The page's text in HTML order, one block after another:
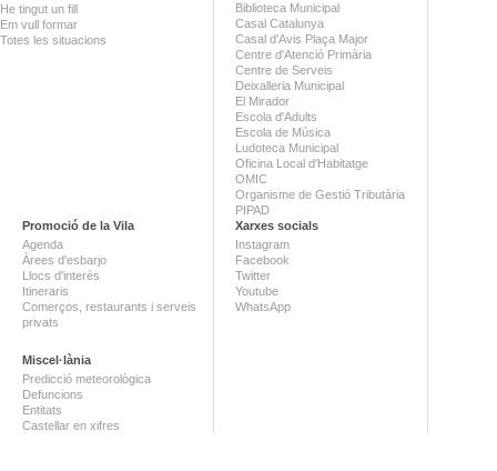
He tingut un fill
Em vull formar
Totes les situacions
Biblioteca Municipal
Casal Catalunya
Casal d'Avis Plaça Major
Centre d'Atenció Primària
Centre de Serveis
Deixalleria Municipal
El Mirador
Escola d'Adults
Escola de Música
Ludoteca Municipal
Oficina Local d'Habitatge
OMIC
Organisme de Gestió Tributària
PIPAD
Promoció de la Vila
Agenda
Àrees d'esbarjo
Llocs d'interès
Itineraris
Comerços, restaurants i serveis
privats
Miscel·lània
Predicció meteorològica
Defuncions
Entitats
Castellar en xifres
Xarxes socials
Instagram
Facebook
Twitter
Youtube
WhatsApp